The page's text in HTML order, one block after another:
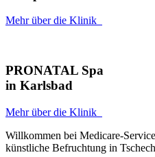
Mehr über die Klinik
PRONATAL Spa
in Karlsbad
Mehr über die Klinik
Willkommen bei Medicare-
künstliche Befruchtung in